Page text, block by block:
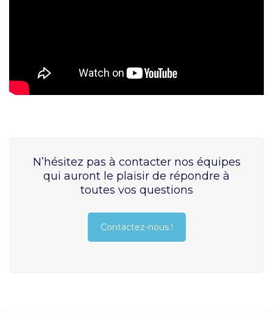
N’hésitez pas à contacter nos équipes
qui auront le plaisir de répondre à
toutes vos questions
Contactez-nous !